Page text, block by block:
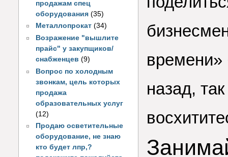
продажам спец
оборудования (35)
Металлопрокат (34)
Возражение "вышлите
прайс" у закупщиков/
снабженцев (9)
Вопрос по холодным
звонкам, цель которых
продажа
образовательных услуг
(12)
Продаю осветительные
оборудование, не знаю
кто будет лпр,?
назад,